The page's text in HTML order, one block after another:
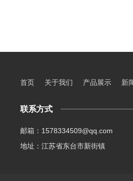
首页 关于我们 产品展示 新
联系方式
邮箱：1578334509@qq.com
地址：江苏省东台市新街镇